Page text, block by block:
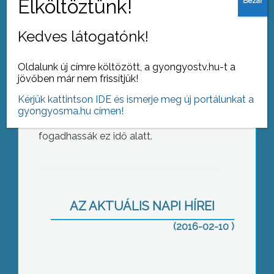
festményeken látni – fogalmazott.
A Herman Lipót grafikáit, vázlatait,
személyes tárgyait és dokumentumait
át lesz látható a Vachott Sándor Városi
vágya, hogy a gyöngyösi és környékbeli
fogadhassák ez idő alatt.
AZ AKTUÁLIS NAPI HÍREI
(2016-02-10 )
Önkéntesek támogatása
Súlyos baleset
Kedves látogatónk!
Oldalunk új címre költözött, a gyongyostv.hu-t a
jövőben már nem frissítjük!
Kérjük kattintson IDE és ismerje meg új portálunkat a
gyongyosma.hu címen!